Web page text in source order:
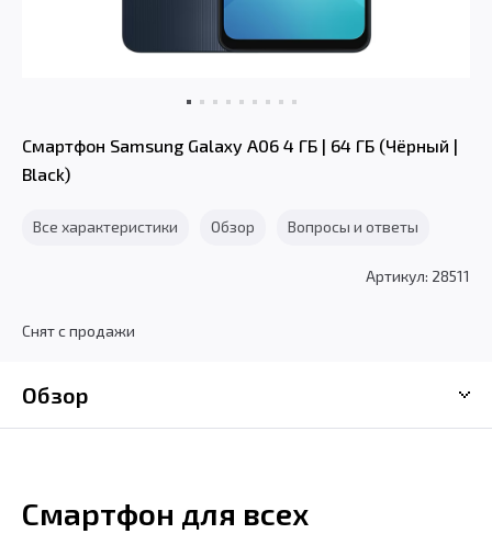
Смартфон Samsung Galaxy A06 4 ГБ | 64 ГБ (Чёрный |
Black)
Все характеристики Обзор Вопросы и ответы
Артикул: 28511
Снят с продажи
Обзор
Смартфон для всех